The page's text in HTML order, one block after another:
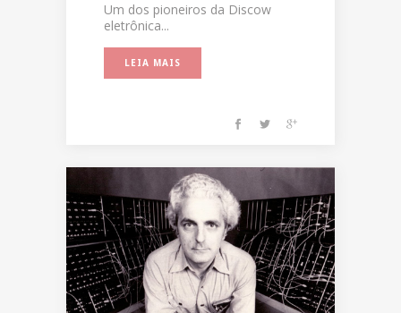
Um dos pioneiros da Discow
eletrônica...
LEIA MAIS